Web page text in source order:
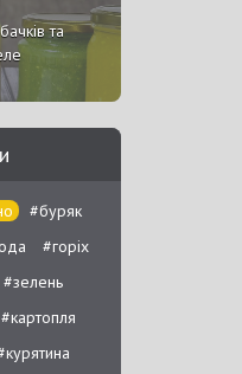
та
#буряк
#горіх
#зелень
#картопля